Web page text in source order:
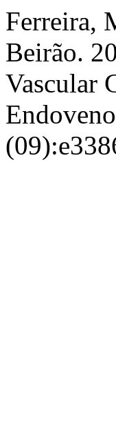
Ferreira,
Beirão.
Vascular